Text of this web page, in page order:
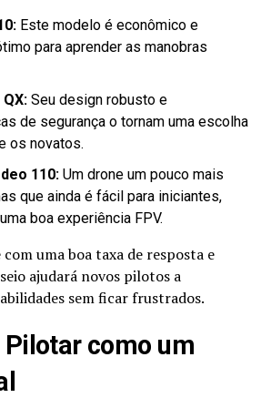
Este modelo é econômico e
para aprender as manobras
Seu design robusto e
de segurança o tornam uma escolha
os novatos.
110: Um drone um pouco mais
que ainda é fácil para iniciantes,
boa experiência FPV.
uma boa taxa de resposta e
ajudará novos pilotos a
sem ficar frustrados.
Pilotar como um